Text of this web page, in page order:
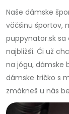
Naše dámske
väčšinu športov,
puppynator.sk
najbližší. Či už
na jógu, dámske
dámske tričko s
zmákneš u nás